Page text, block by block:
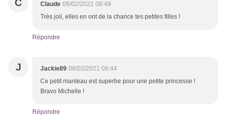
C Claude 08/02/2021 08:49
Très joli, elles en ont de la chance tes petites filles !
Répondre
J Jackie89 08/02/2021 08:44
Ce petit manteau est superbe pour une petite princesse !
Bravo Michelle !
Répondre